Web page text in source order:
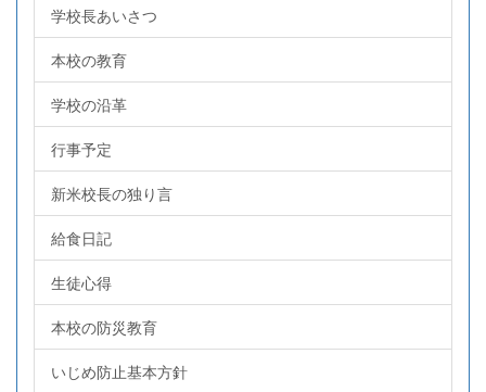
学校長あいさつ
本校の教育
学校の沿革
行事予定
新米校長の独り言
給食日記
生徒心得
本校の防災教育
いじめ防止基本方針